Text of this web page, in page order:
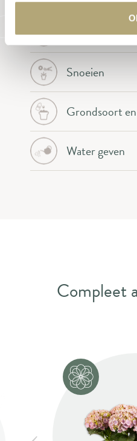
Temperatuur
Snoeien
Grondsoort
Water geven
Compleet